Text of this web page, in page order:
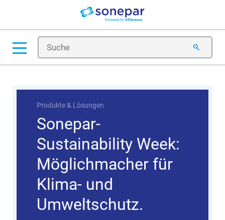
Tipps & Tricks
Produkte & Lösungen
Sonepar-
Sustainability Week:
Möglichmacher für
Klima- und
Umweltschutz.